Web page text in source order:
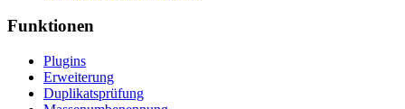
Funktionen
Plugins
Erweiterung
Duplikatsprüfung